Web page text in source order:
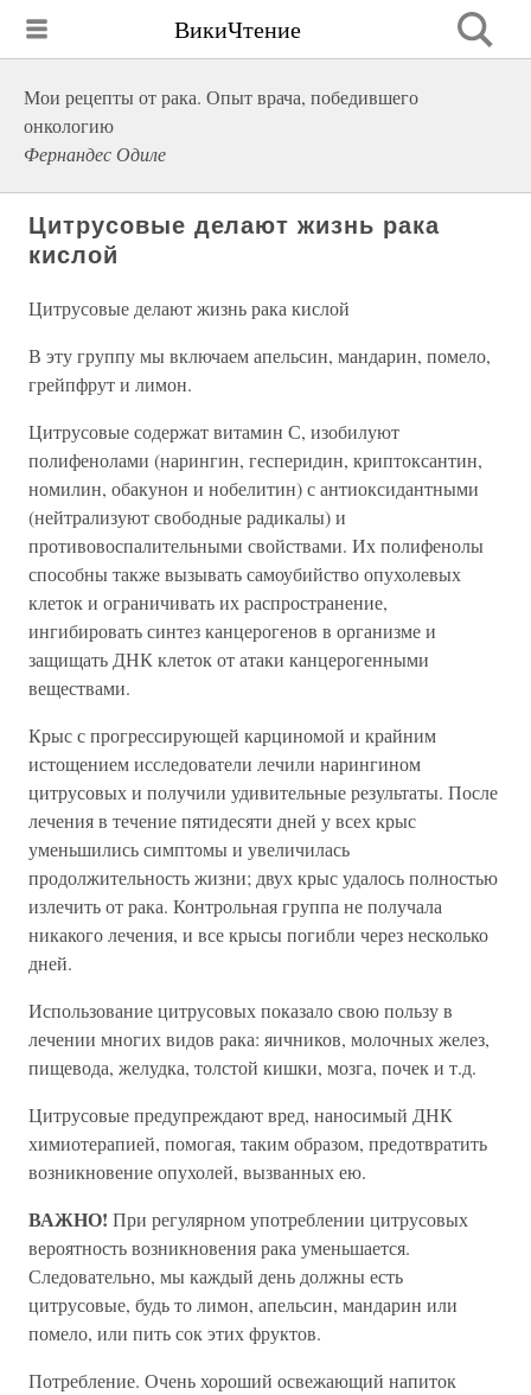
ВикиЧтение
Мои рецепты от рака. Опыт врача, победившего
онкологию
Фернандес Одиле
Цитрусовые делают жизнь рака
кислой
Цитрусовые делают жизнь рака кислой
В эту группу мы включаем апельсин, мандарин, помело,
грейпфрут и лимон.
Цитрусовые содержат витамин С, изобилуют
полифенолами (нарингин, гесперидин, криптоксантин,
номилин, обакунон и нобелитин) с антиоксидантными
(нейтрализуют свободные радикалы) и
противовоспалительными свойствами. Их полифенолы
способны также вызывать самоубийство опухолевых
клеток и ограничивать их распространение,
ингибировать синтез канцерогенов в организме и
защищать ДНК клеток от атаки канцерогенными
веществами.
Крыс с прогрессирующей карциномой и крайним
истощением исследователи лечили нарингином
цитрусовых и получили удивительные результаты. После
лечения в течение пятидесяти дней у всех крыс
уменьшились симптомы и увеличилась
продолжительность жизни; двух крыс удалось полностью
излечить от рака. Контрольная группа не получала
никакого лечения, и все крысы погибли через несколько
дней.
Использование цитрусовых показало свою пользу в
лечении многих видов рака: яичников, молочных желез,
пищевода, желудка, толстой кишки, мозга, почек и т.д.
Цитрусовые предупреждают вред, наносимый ДНК
химиотерапией, помогая, таким образом, предотвратить
возникновение опухолей, вызванных ею.
ВАЖНО! При регулярном употреблении цитрусовых
вероятность возникновения рака уменьшается.
Следовательно, мы каждый день должны есть
цитрусовые, будь то лимон, апельсин, мандарин или
помело, или пить сок этих фруктов.
Потребление. Очень хороший освежающий напиток